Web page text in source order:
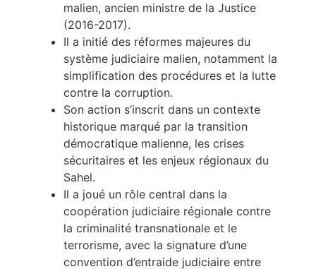
malien, ancien ministre de la Justice
(2016-2017).
Il a initié des réformes majeures du
système judiciaire malien, notamment la
simplification des procédures et la lutte
contre la corruption.
Son action s’inscrit dans un contexte
historique marqué par la transition
démocratique malienne, les crises
sécuritaires et les enjeux régionaux du
Sahel.
Il a joué un rôle central dans la
coopération judiciaire régionale contre
la criminalité transnationale et le
terrorisme, avec la signature d’une
convention d’entraide judiciaire entre